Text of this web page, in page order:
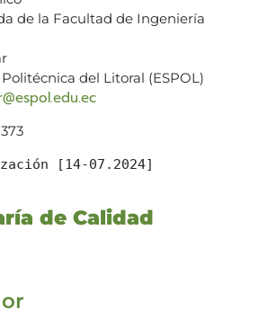
de la Facultad de Ingeniería
del Litoral (ESPOL)
[14-07.2024]
de Calidad